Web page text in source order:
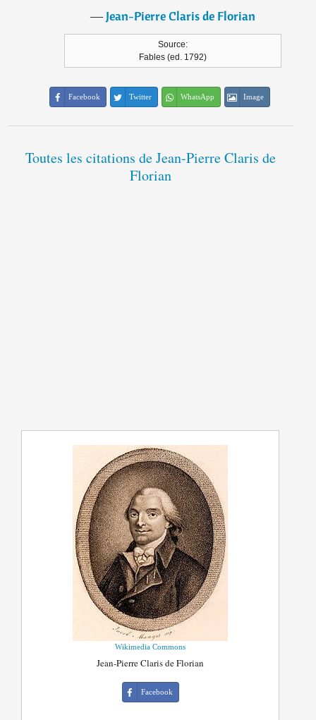
―Jean-Pierre Claris de Florian
Source:
Fables (ed. 1792)
Facebook Twitter WhatsApp Image
Toutes les citations de Jean-Pierre Claris de
Florian
Wikimedia Commons
Jean-Pierre Claris de Florian
Facebook